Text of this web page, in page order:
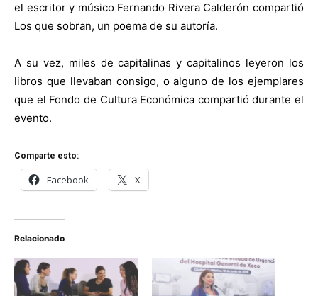
el escritor y músico Fernando Rivera Calderón compartió
Los que sobran, un poema de su autoría.
A su vez, miles de capitalinas y capitalinos leyeron los
libros que llevaban consigo, o alguno de los ejemplares
que el Fondo de Cultura Económica compartió durante el
evento.
Comparte esto:
Facebook X
Relacionado